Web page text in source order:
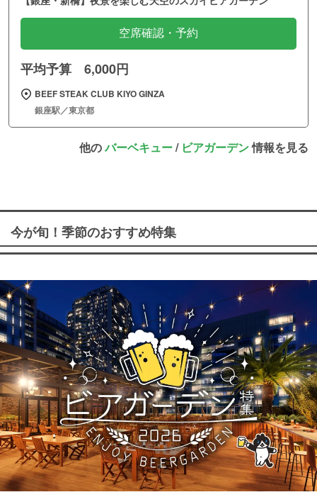
空席確認・予約
平均予算 6,000円
BEEF STEAK CLUB KIYO GINZA
銀座駅／東京都
他のバーベキュー/ ビアガーデン情報を見る
今が旬！季節のおすすめ特集